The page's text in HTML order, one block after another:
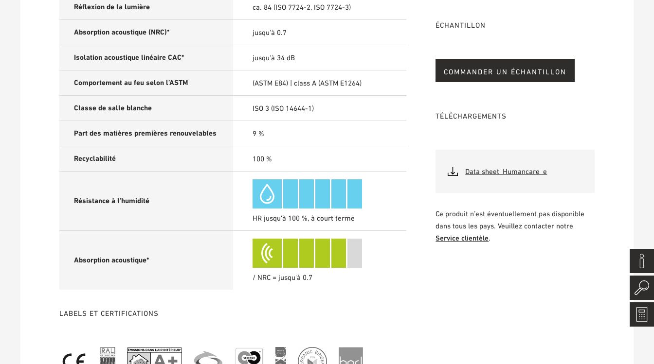
Réflexion de la lumière ca. 84 (ISO 7724-2, ISO 7724-3)
Absorption acoustique (NRC)* jusqu'à 0.7
Isolation acoustique linéaire CAC* jusqu'à 34 dB
Comportement au feu selon l’ASTM (ASTM E84) | class A (ASTM E1264)
Classe de salle blanche ISO 3 (ISO 14644-1)
Part des matières premières renouvelables 9 %
Recyclabilité 100 %
Résistance à l’humidité
HR jusqu'à 100 %, à court terme
Absorption acoustique*
/ NRC = jusqu'à 0.7
LABELS ET CERTIFICATIONS
ÉCHANTILLON
COMMANDER UN ÉCHANTILLON
TÉLÉCHARGEMENTS
Data sheet_Humancare_e
Ce produit n’est éventuellement pas disponible
dans tous les pays. Veuillez contacter notre
Service clientèle.